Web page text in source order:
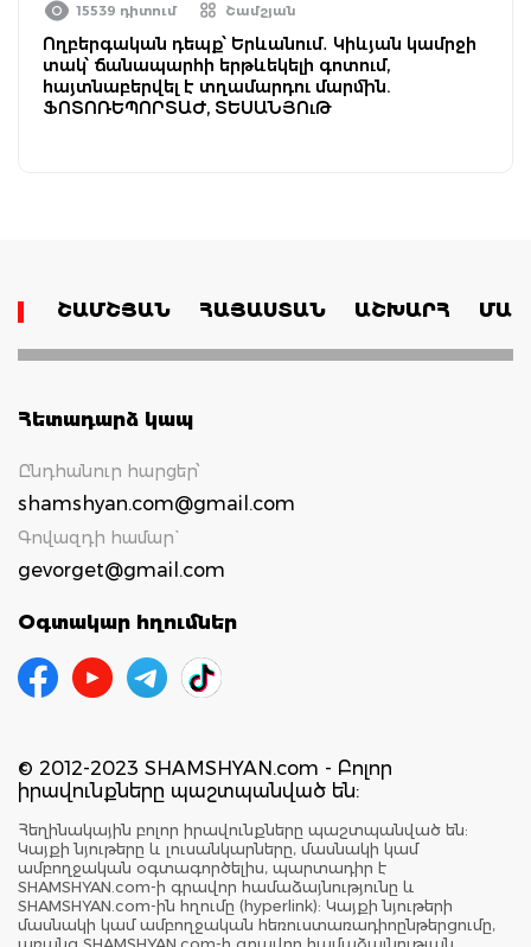
15539 դիտում Շամշյան
Ողբերգական դեպք՝ Երևանում․ Կիևյան կամրջի
տակ՝ ճանապարհի երթևեկելի գոտում,
հայտնաբերվել է տղամարդու մարմին.
ՖՈՏՈՌԵՊՈՐՏԱԺ, ՏԵՍԱՆՅՈւԹ
ՇԱՄՇՅԱՆ ՀԱՅԱՍՏԱՆ ԱՇԽԱՐՀ
Հետադարձ կապ
Ընդհանուր հարցեր՝
shamshyan.com@gmail.com
Գովազդի համար`
gevorget@gmail.com
Օգտակար հղումներ
© 2012-2023 SHAMSHYAN.com - Բոլոր
իրավունքները պաշտպանված են:
Հեղինակային բոլոր իրավունքները պաշտպանված են:
Կայքի նյութերը և լուսանկարները, մասնակի կամ
ամբողջական օգտագործելիս, պարտադիր է
SHAMSHYAN.com-ի գրավոր համաձայնությունը և
SHAMSHYAN.com-ին հղումը (hyperlink): Կայքի նյութերի
մասնակի կամ ամբողջական հեռուստառադիոընթերցումը,
առանց SHAMSHYAN.com-ի գրավոր համաձայնության,